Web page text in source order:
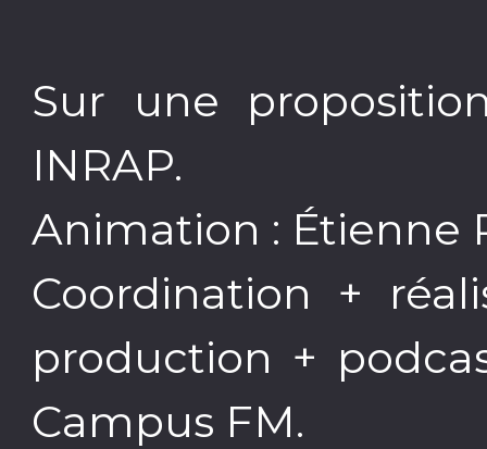
Sur une
INRAP.
Animation : Étienne
Coordination +
production +
Campus FM.